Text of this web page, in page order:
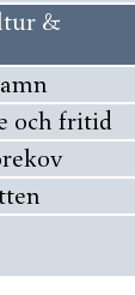
&
och fritid